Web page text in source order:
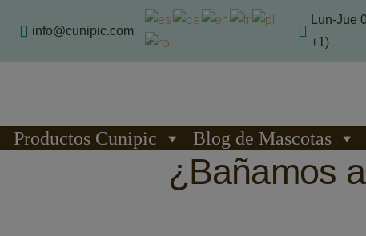
info@cunipic.com
Lun-Jue
+1)
Productos Cunipic Blog de Mascotas
¿Bañamos